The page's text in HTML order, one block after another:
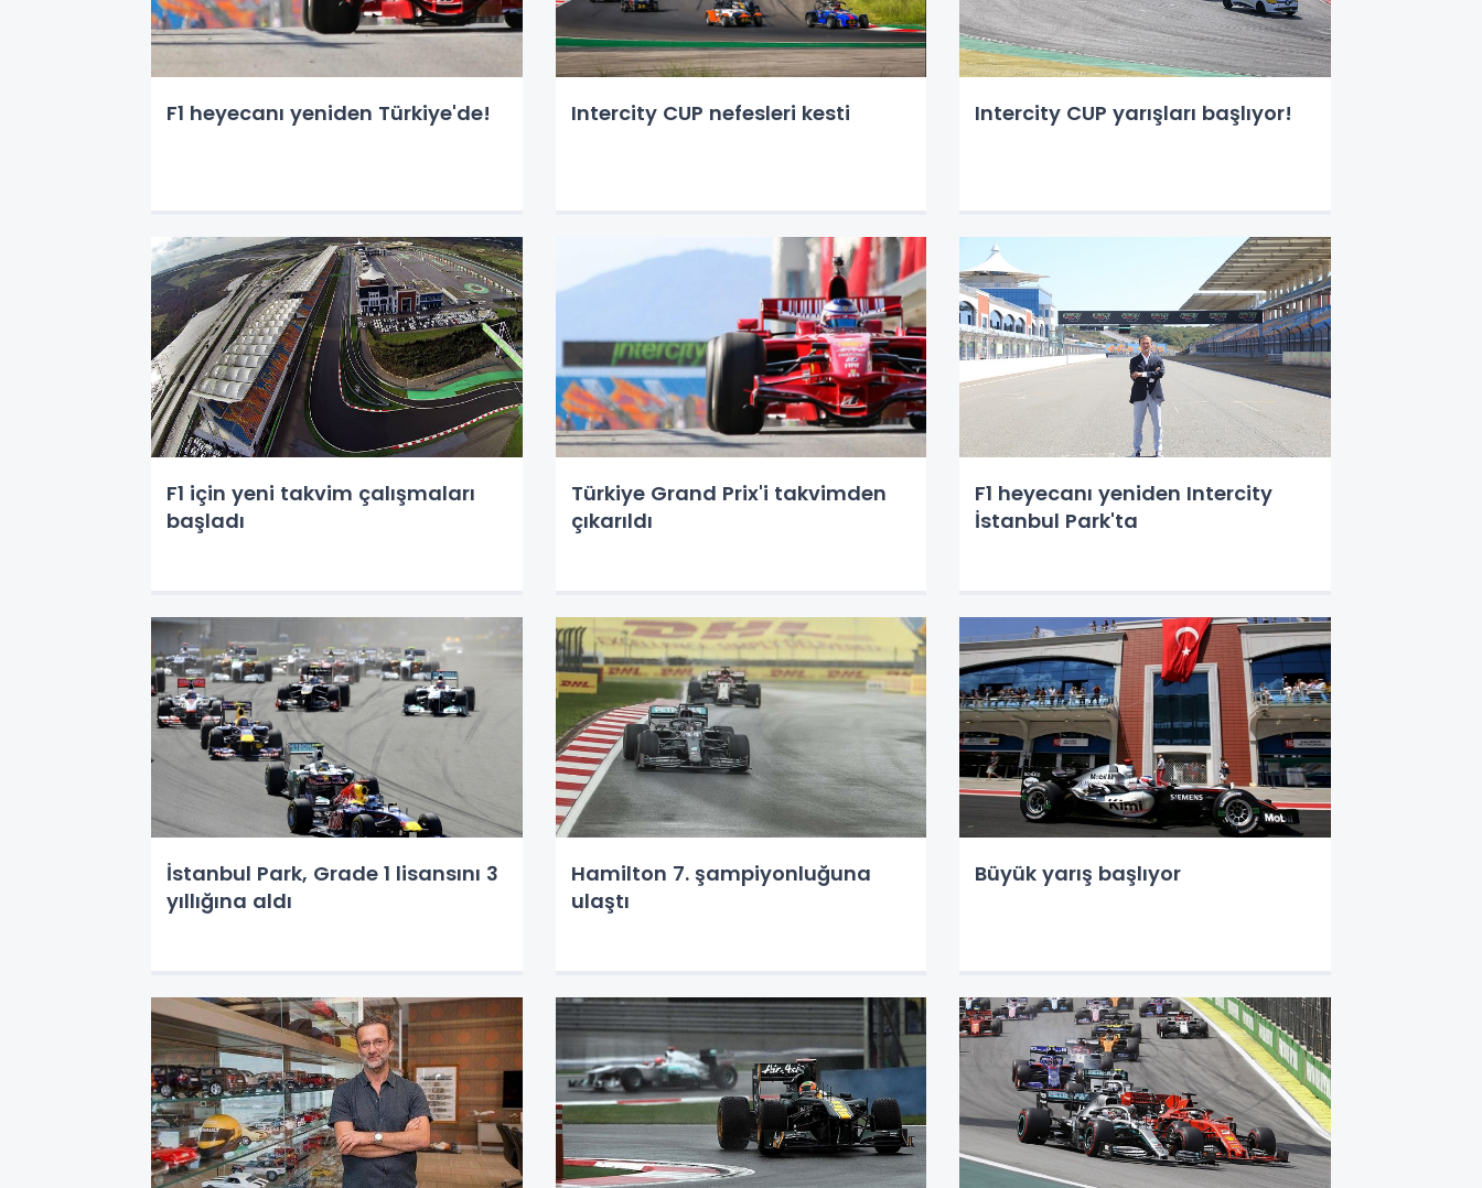
F1 heyecanı yeniden Türkiye'de! Intercity CUP nefesleri kesti Intercity CUP yarışları başlıyor!
F1 için yeni takvim çalışmaları
başladı
Türkiye Grand Prix'i takvimden
çıkarıldı
F1 heyecanı yeniden Intercity
İstanbul Park'ta
İstanbul Park, Grade 1 lisansını 3
yıllığına aldı
Hamilton 7. şampiyonluğuna
ulaştı
Büyük yarış başlıyor